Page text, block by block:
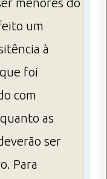
um
à
foi
com
as
ser
Para